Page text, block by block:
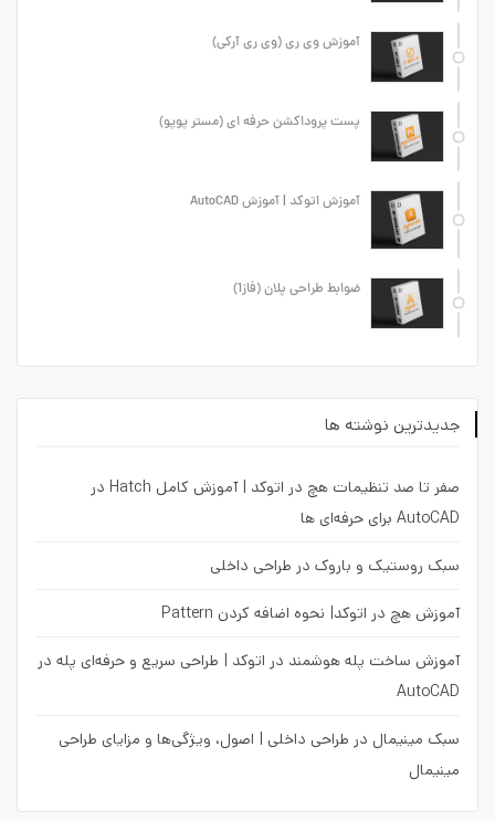
آموزش وی ری (وی ری آرکی)
پست پروداکشن حرفه ای (مستر پوپو)
آموزش اتوکد | آموزش AutoCAD
ضوابط طراحی پلان (فاز1)
جدیدترین نوشته ها
صفر تا صد تنظیمات هچ در اتوکد | آموزش کامل Hatch در
AutoCAD برای حرفه‌ای ها
سبک روستیک و باروک در طراحی داخلی
آموزش هچ در اتوکد| نحوه اضافه کردن Pattern
آموزش ساخت پله هوشمند در اتوکد | طراحی سریع و حرفه‌ای پله در
AutoCAD
سبک مینیمال در طراحی داخلی | اصول، ویژگی‌ها و مزایای طراحی
مینیمال